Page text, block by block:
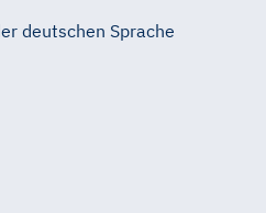
deutschen Sprache